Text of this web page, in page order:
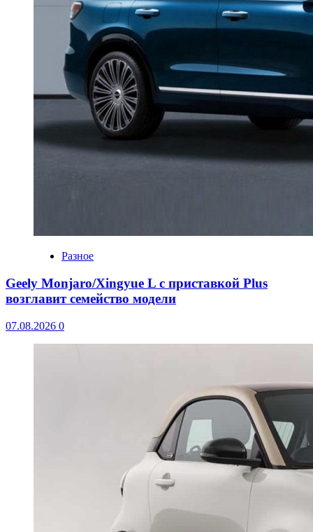
Разное
Geely Monjaro/Xingyue L с приставкой Plus
возглавит семейство модели
07.08.2026 0